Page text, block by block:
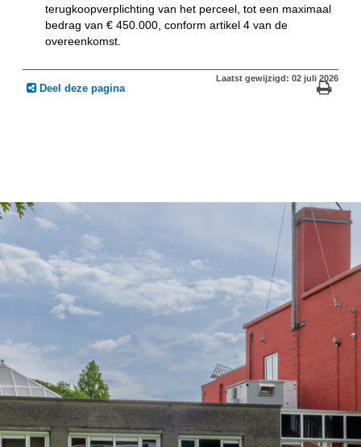
terugkoopverplichting van het perceel, tot een maximaal
bedrag van € 450.000, conform artikel 4 van de
overeenkomst.
Deel deze pagina
Laatst gewijzigd: 02 juli 2026